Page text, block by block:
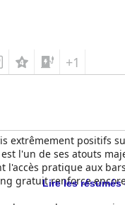
+1
extrêmement positifs
l'un de ses atouts
l'accès pratique aux
gratuit renforce
Lire les